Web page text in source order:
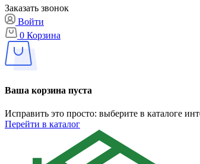
Заказать звонок
Войти
0 Корзина
Ваша корзина пуста
Исправить это просто: выберите в каталоге
Перейти в каталог